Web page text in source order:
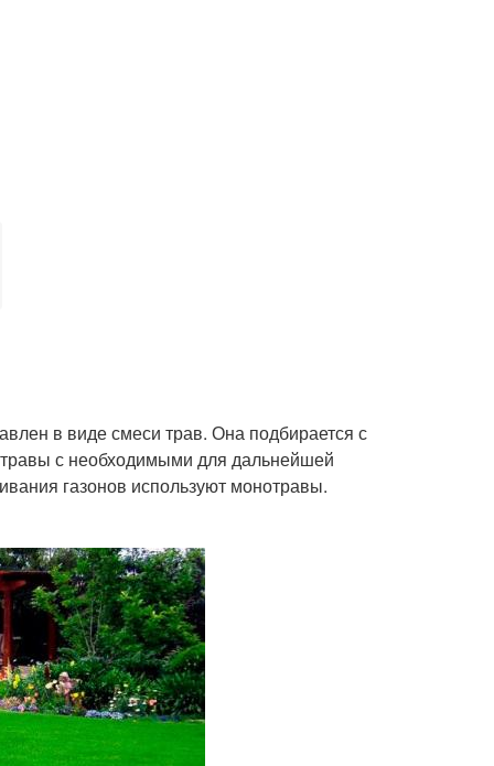
в виде смеси трав. Она подбирается с
травы с необходимыми для дальнейшей
газонов используют монотравы.